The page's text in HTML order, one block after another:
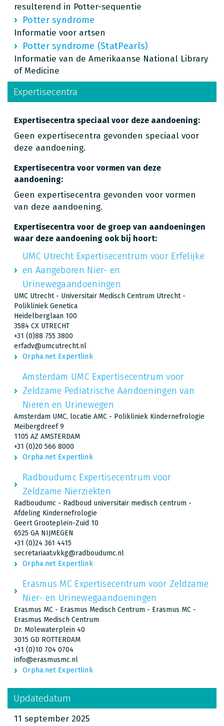
resulterend in Potter-sequentie
Potter syndrome
Informatie voor artsen
Potter syndrome (StatPearls)
Informatie van de Amerikaanse National Library
of Medicine
Expertisecentra
Expertisecentra speciaal voor deze aandoening:
Geen expertisecentra gevonden speciaal voor
deze aandoening.
Expertisecentra voor vormen van deze
aandoening:
Geen expertisecentra gevonden voor vormen
van deze aandoening.
Expertisecentra voor de groep van aandoeningen
waar deze aandoening ook bij hoort:
UMC Utrecht Expertisecentrum voor Erfelijke
en Aangeboren Nier- en
Urinewegaandoeningen
UMC Utrecht - Universitair Medisch Centrum Utrecht -
Polikliniek Genetica
Heidelberglaan 100
3584 CX UTRECHT
+31 (0)88 755 3800
erfadv@umcutrecht.nl
Orpha.net Expertlink
Amsterdam UMC Expertisecentrum voor
Zeldzame Pediatrische Aandoeningen van
Nieren en Urinewegen
Amsterdam UMC, locatie AMC - Polikliniek Kindernefrologie
Meibergdreef 9
1105 AZ AMSTERDAM
+31 (0)20 566 8000
Orpha.net Expertlink
Radboudumc Expertisecentrum voor
Zeldzame Nierziekten
Radboudumc - Radboud universitair medisch centrum -
Afdeling Kindernefrologie
Geert Grooteplein-Zuid 10
6525 GA NIJMEGEN
+31 (0)24 361 4415
secretariaat.vkkg@radboudumc.nl
Orpha.net Expertlink
Erasmus MC Expertisecentrum voor Zeldzame
Nier- en Urinewegaandoeningen
Erasmus MC - Erasmus Medisch Centrum - Erasmus MC -
Erasmus Medisch Centrum
Dr. Molewaterplein 40
3015 GD ROTTERDAM
+31 (0)10 704 0704
info@erasmusmc.nl
Orpha.net Expertlink
Updatedatum
11 september 2025